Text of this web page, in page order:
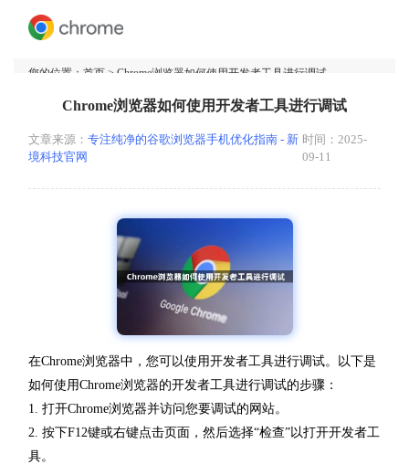
您的位置： 首页 > Chrome浏览器如何使用开发者工具进行调试
Chrome浏览器如何使用开发者工具进行调试
文章来源： 专注纯净的谷歌浏览器手机优化指南 - 新
境科技官网
时间：2025-
09-11
在Chrome浏览器中，您可以使用开发者工具进行调试。以下是
如何使用Chrome浏览器的开发者工具进行调试的步骤：
1. 打开Chrome浏览器并访问您要调试的网站。
2. 按下F12键或右键点击页面，然后选择“检查”以打开开发者工
具。